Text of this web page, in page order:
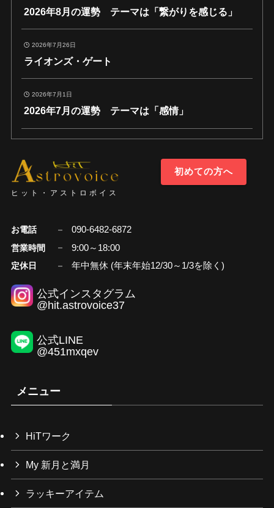
2026年8月の運勢 テーマは「繋がりを感じる」
2026年7月26日
ライオンズ・ゲート
2026年7月1日
2026年7月の運勢 テーマは「感情」
ヒット・アストロボイス
初めての方へ
お電話 090-6482-6872
営業時間 9:00～18:00
定休日 年中無休 (年末年始12/30～1/3を除く)
公式インスタグラム
@hit.astrovoice37
公式LINE
@451mxqev
メニュー
HiTワーク
My 新月と満月
ラッキーアイテム